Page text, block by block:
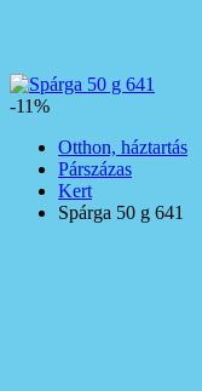
-11%
Otthon, háztartás
Párszázas
Kert
Spárga 50 g 641